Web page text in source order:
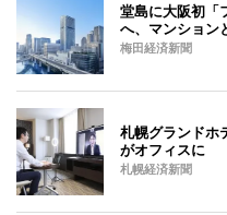
堂島に大阪初「
へ、マンション
梅田経済新聞
札幌グランドホ
がオフィスに
札幌経済新聞